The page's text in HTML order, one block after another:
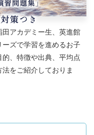
田アカデミー生、英進館
ズで学習を進めるお子
、特徴や出典、平均点
をご紹介しておりま